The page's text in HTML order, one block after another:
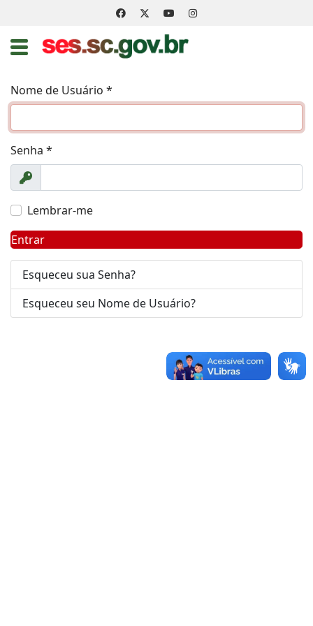
Nome de Usuário *
Senha *
Exibir
Lembrar-me
Entrar
Esqueceu sua Senha?
Esqueceu seu Nome de Usuário?